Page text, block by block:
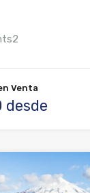
Venta
desde